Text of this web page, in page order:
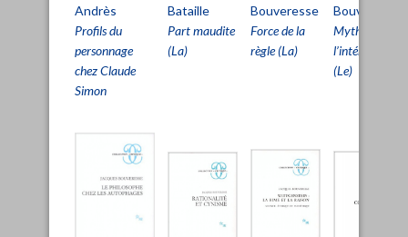
Andrès
Profils du
personnage
chez Claude
Simon
Bataille
Part maudite
(La)
Bouveresse
Force de la
règle (La)
Bouveresse
Mythe de
l’intériorité
(Le)